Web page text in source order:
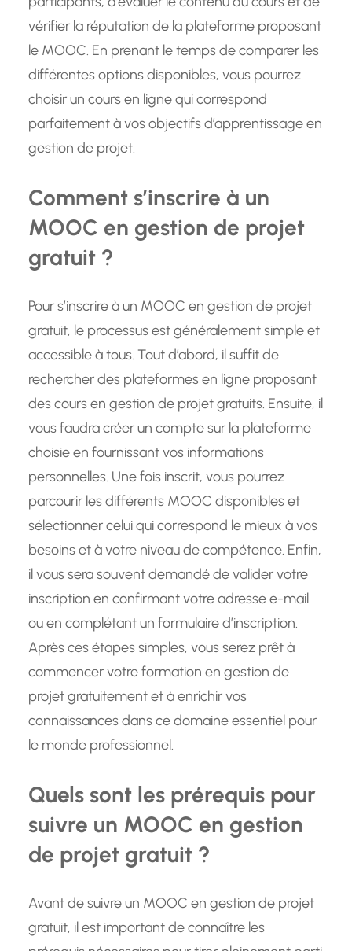
vérifier la réputation de la plateforme proposant
le MOOC. En prenant le temps de comparer les
différentes options disponibles, vous pourrez
choisir un cours en ligne qui correspond
parfaitement à vos objectifs d’apprentissage en
gestion de projet.
Comment s’inscrire à un
MOOC en gestion de projet
gratuit ?
Pour s’inscrire à un MOOC en gestion de projet
gratuit, le processus est généralement simple et
accessible à tous. Tout d’abord, il suffit de
rechercher des plateformes en ligne proposant
des cours en gestion de projet gratuits. Ensuite, il
vous faudra créer un compte sur la plateforme
choisie en fournissant vos informations
personnelles. Une fois inscrit, vous pourrez
parcourir les différents MOOC disponibles et
sélectionner celui qui correspond le mieux à vos
besoins et à votre niveau de compétence. Enfin,
il vous sera souvent demandé de valider votre
inscription en confirmant votre adresse e-mail
ou en complétant un formulaire d’inscription.
Après ces étapes simples, vous serez prêt à
commencer votre formation en gestion de
projet gratuitement et à enrichir vos
connaissances dans ce domaine essentiel pour
le monde professionnel.
Quels sont les prérequis pour
suivre un MOOC en gestion
de projet gratuit ?
Avant de suivre un MOOC en gestion de projet
gratuit, il est important de connaître les